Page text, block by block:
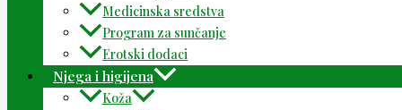
Medicinska sredstva
Program za sunčanje
Erotski dodaci
Njega i higijena
Koža